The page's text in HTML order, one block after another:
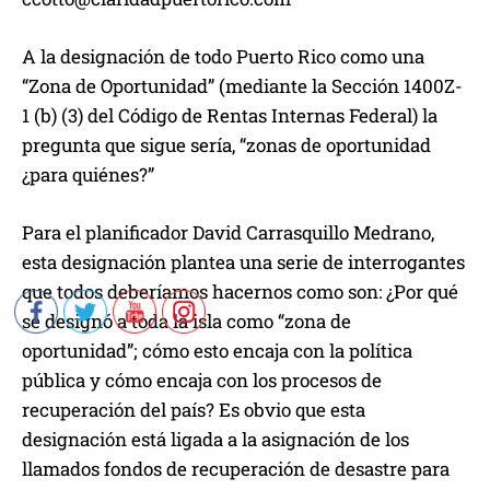
A la designación de todo Puerto Rico como una
“Zona de Oportunidad” (mediante la Sección 1400Z-
1 (b) (3) del Código de Rentas Internas Federal) la
pregunta que sigue sería, “zonas de oportunidad
¿para quiénes?”
Para el planificador David Carrasquillo Medrano,
esta designación plantea una serie de interrogantes
que todos deberíamos hacernos como son: ¿Por qué
se designó a toda la isla como “zona de
oportunidad”; cómo esto encaja con la política
pública y cómo encaja con los procesos de
recuperación del país? Es obvio que esta
designación está ligada a la asignación de los
llamados fondos de recuperación de desastre para